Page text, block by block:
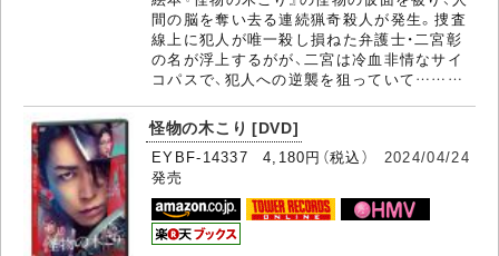
間の脳を奪い去る連続猟奇殺人が発生。捜査
線上に犯人が唯一殺し損ねた弁護士・二宮彰
の名が浮上するがが、二宮は冷血非情なサイ
コパスで、犯人への逆襲を狙っていて………
怪物の木こり [DVD]
EYBF-14337 4,180円（税込） 2024/04/24
発売